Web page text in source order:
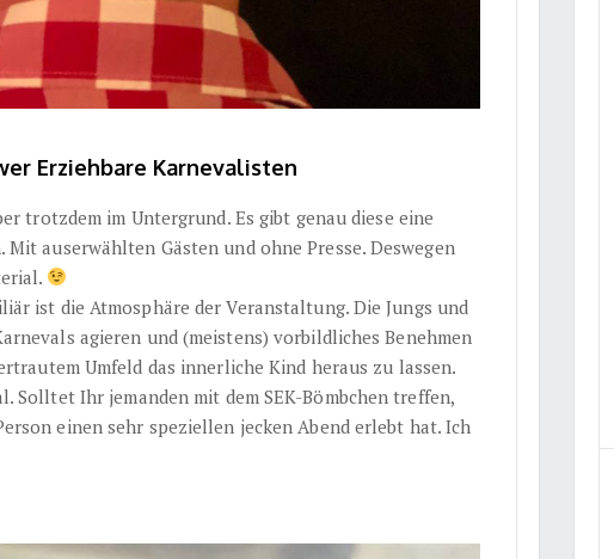
Erziehbare Karnevalisten
trotzdem im Untergrund. Es gibt genau diese eine
auserwählten Gästen und ohne Presse. Deswegen
ist die Atmosphäre der Veranstaltung. Die Jungs und
agieren und (meistens) vorbildliches Benehmen
Umfeld das innerliche Kind heraus zu lassen.
Solltet Ihr jemanden mit dem SEK-Bömbchen treffen,
einen sehr speziellen jecken Abend erlebt hat. Ich